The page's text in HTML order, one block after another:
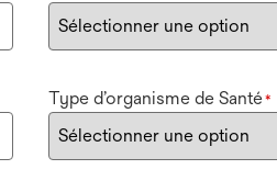
Type d’organisme de Santé*